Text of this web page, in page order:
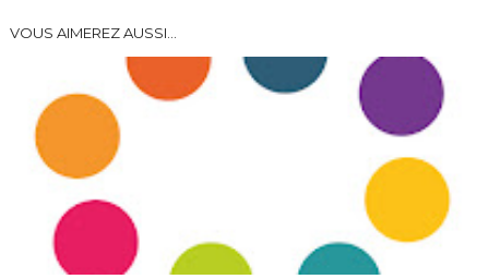
VOUS AIMEREZ AUSSI...